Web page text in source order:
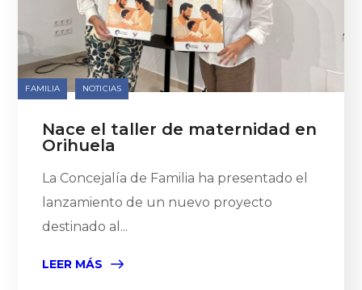
FAMILIA NOTICIAS
Nace el taller de maternidad en
Orihuela
La Concejalía de Familia ha presentado el
lanzamiento de un nuevo proyecto
destinado al...
LEER MÁS